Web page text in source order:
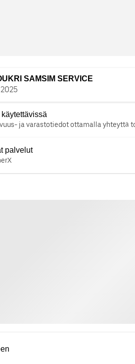
SAMSIM SERVICE
ja varastotiedot ottamalla yhteyttä
palvelut